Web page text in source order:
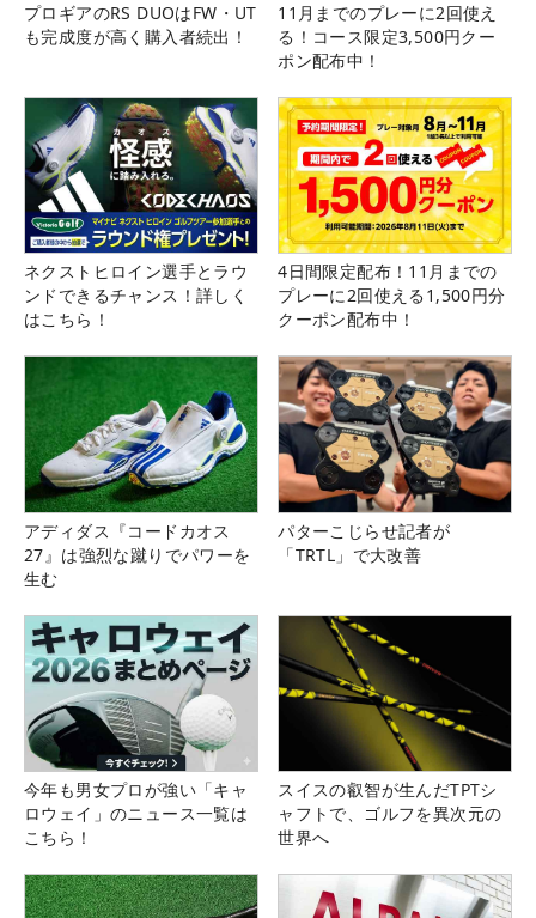
プロギアのRS DUOはFW・UT
も完成度が高く購入者続出！
11月までのプレーに2回使え
る！コース限定3,500円クー
ポン配布中！
ネクストヒロイン選手とラウ
ンドできるチャンス！詳しく
はこちら！
4日間限定配布！11月までの
プレーに2回使える1,500円分
クーポン配布中！
アディダス『コードカオス
27』は強烈な蹴りでパワーを
生む
パターこじらせ記者が
「TRTL」で大改善
今年も男女プロが強い「キャ
ロウェイ」のニュース一覧は
こちら！
スイスの叡智が生んだTPTシ
ャフトで、ゴルフを異次元の
世界へ